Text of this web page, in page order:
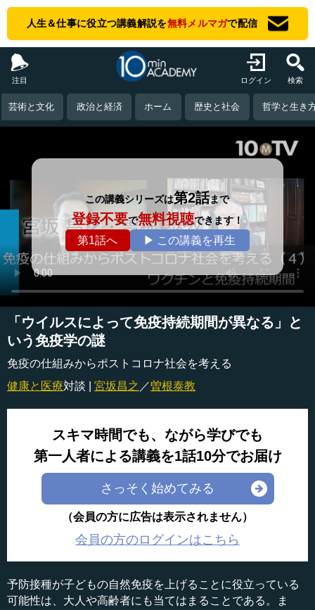
人生＆仕事に役立つ講義解説を無料メルマガで配信
注目 ログイン 検索
芸術と文化 政治と経済 ホーム 歴史と社会 哲学と生き
この講義シリーズは第2話まで
登録不要で無料視聴できます！
第1話へ ▶ この講義を再生
「ウイルスによって免疫持続期間が異なる」と
いう免疫学の謎
免疫の仕組みからポストコロナ社会を考える
健康と医療対談 | 宮坂昌之 ／曽根泰教
スキマ時間でも、ながら学びでも
第一人者による講義を1話10分でお届け
さっそく始めてみる
（会員の方に広告は表示されません）
会員の方のログインはこちら
予防接種が子どもの自然免疫を上げることに役立っている
可能性は、大人や高齢者にも当てはまることである。ま